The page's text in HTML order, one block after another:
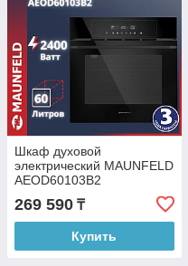
Шкаф духовой
электрический MAUNFELD
AEOD60103B2
269 590 ₸
Купить